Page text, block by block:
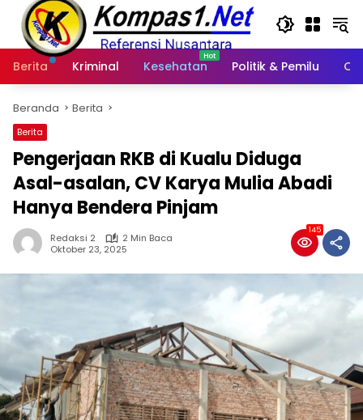
Langsung
konten
Berita
Kriminal Kesehatan Politik & Pemilu
Beranda Berita
Berita
Pengerjaan RKB di Kualu Diduga
Asal-asalan, CV Karya Mulia Abadi
Hanya Bendera Pinjam
Redaksi 2
2 Min Baca
Oktober 23, 2025
145